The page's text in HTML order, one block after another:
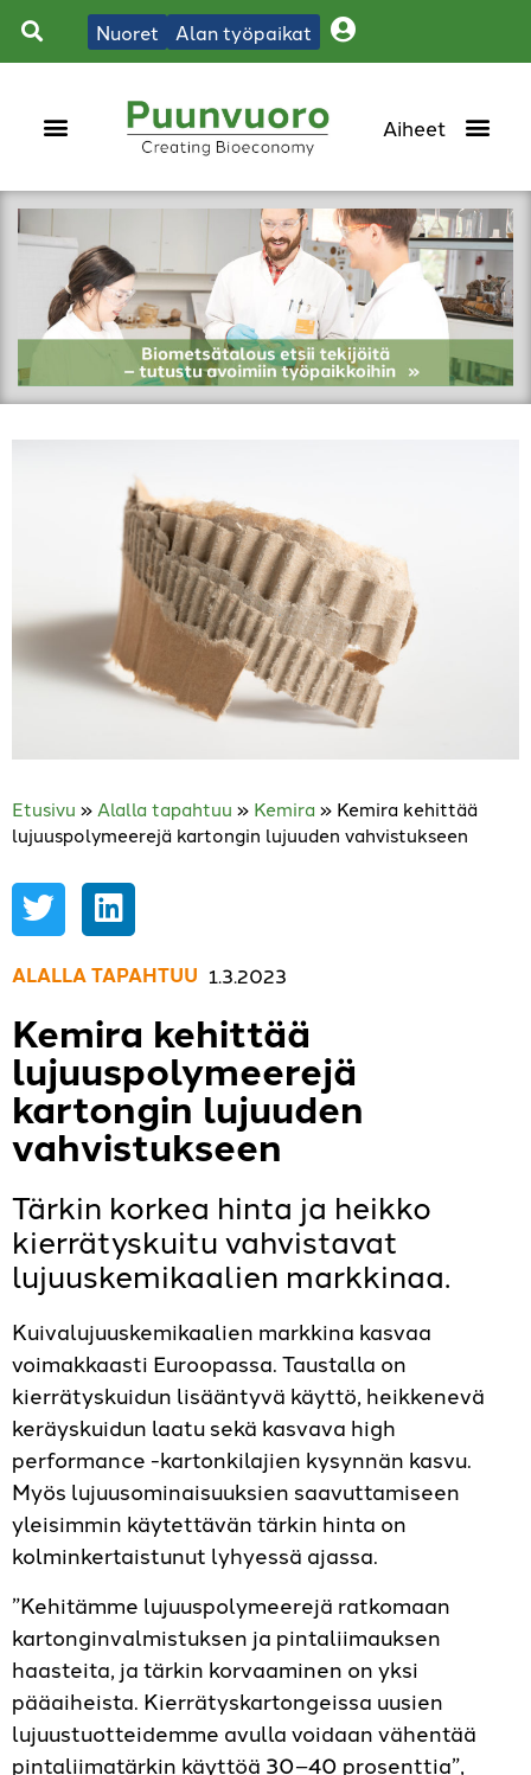
Nuoret Alan työpaikat
Etusivu » Alalla tapahtuu » Kemira » Kemira kehittää
lujuuspolymeerejä kartongin lujuuden vahvistukseen
ALALLA TAPAHTUU 1.3.2023
Kemira kehittää
lujuuspolymeerejä
kartongin lujuuden
vahvistukseen
Tärkin korkea hinta ja heikko
kierrätyskuitu vahvistavat
lujuuskemikaalien markkinaa.
Kuivalujuuskemikaalien markkina kasvaa
voimakkaasti Euroopassa. Taustalla on
kierrätyskuidun lisääntyvä käyttö, heikkenevä
keräyskuidun laatu sekä kasvava high
performance -kartonkilajien kysynnän kasvu.
Myös lujuusominaisuuksien saavuttamiseen
yleisimmin käytettävän tärkin hinta on
kolminkertaistunut lyhyessä ajassa.
”Kehitämme lujuuspolymeerejä ratkomaan
kartonginvalmistuksen ja pintaliimauksen
haasteita, ja tärkin korvaaminen on yksi
pääaiheista. Kierrätyskartongeissa uusien
lujuustuotteidemme avulla voidaan vähentää
pintaliimatärkin käyttöä 30–40 prosenttia”,